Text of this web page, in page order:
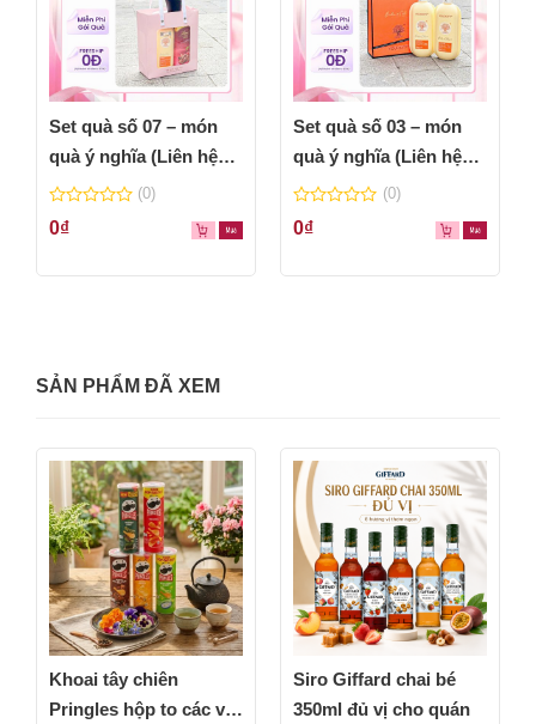
Set quà số 07 – món
quà ý nghĩa (Liên hệ
báo giá)
0
out
5
(0)
0₫
Set quà số 03 – món
quà ý nghĩa (Liên hệ
báo giá)
0
out
5
(0)
0₫
SẢN PHẨM ĐÃ XEM
Khoai tây chiên
Pringles hộp to các vị
Siro Giffard chai bé
350ml đủ vị cho quán